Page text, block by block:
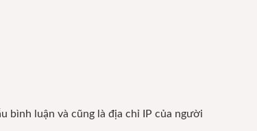
bình luận và cũng là địa chỉ IP của người